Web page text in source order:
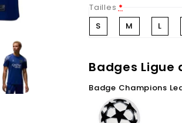
Tailles *
S
M L
Badges Ligue
Badge Champions